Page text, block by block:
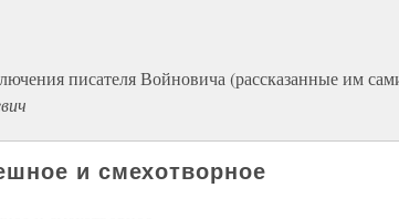
писателя Войновича (рассказанные им
и смехотворное